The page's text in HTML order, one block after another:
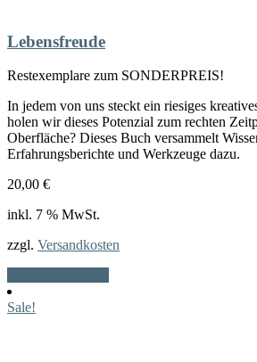
Lebensfreude
Restexemplare zum SONDERPREIS!
In jedem von uns steckt ein riesiges
holen wir dieses Potenzial zum rechten
Oberfläche? Dieses Buch versammelt
Erfahrungsberichte und Werkzeuge dazu.
20,00 €
inkl. 7 % MwSt.
zzgl. Versandkosten
Sale!